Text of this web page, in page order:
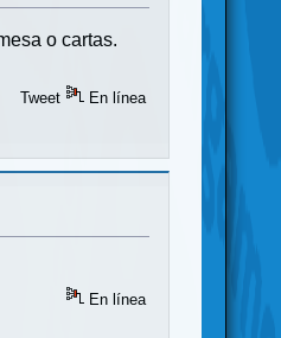
o cartas.
Tweet En línea
En línea